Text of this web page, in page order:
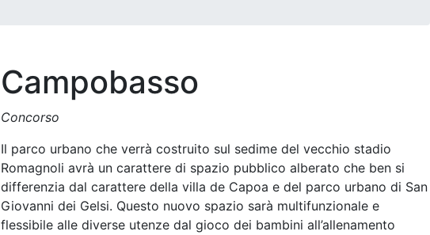
Campobasso
Concorso
Il parco urbano che verrà costruito sul sedime del vecchio stadio
Romagnoli avrà un carattere di spazio pubblico alberato che ben si
differenzia dal carattere della villa de Capoa e del parco urbano di San
Giovanni dei Gelsi. Questo nuovo spazio sarà multifunzionale e
flessibile alle diverse utenze dal gioco dei bambini all’allenamento